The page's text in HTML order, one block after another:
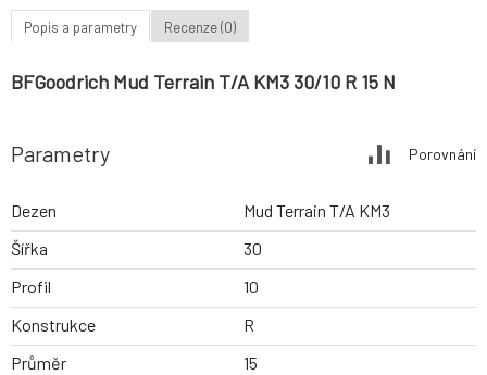
Popis a parametry Recenze (0)
BFGoodrich Mud Terrain T/A KM3 30/10 R 15 N
Parametry Porovnání
Dezen
Mud Terrain T/A KM3
Šířka
30
Profil
10
Konstrukce
R
Průměr
15